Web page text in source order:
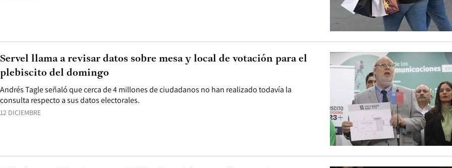
12 DICIEMBRE
Andrés Tagle señaló que cerca de 4 millones de ciudadanos no han realizado todavía la
consulta respecto a sus datos electorales.
Servel llama a revisar datos sobre mesa y local de votación para el
plebiscito del domingo